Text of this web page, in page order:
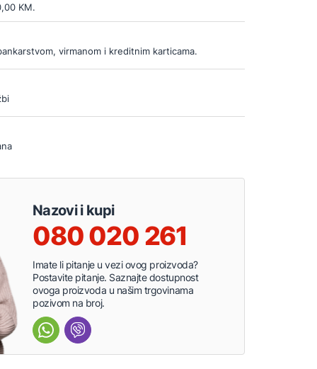
KM.
virmanom i kreditnim karticama.
Nazovi i kupi
080 020 261
Imate li pitanje u vezi ovog proizvoda?
Postavite pitanje. Saznajte dostupnost
ovoga proizvoda u našim trgovinama
pozivom na broj.